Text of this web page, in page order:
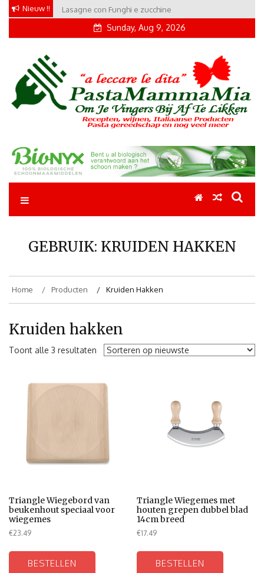
Skip
Nieuw !! Lasagne con Funghi e zucchine
Sunday, Aug 9, 2026
Pastamammamia
Pastarecepten om je vingers bij af te likken
GEBRUIK: KRUIDEN HAKKEN
Home Producten Kruiden Hakken
Kruiden hakken
Toont alle 3 resultaten
Triangle Wiegebord van
beukenhout speciaal voor
wiegemes
€23.49
BESTELLEN
Triangle Wiegemes met
houten grepen dubbel blad
14cm breed
€17.49
BESTELLEN